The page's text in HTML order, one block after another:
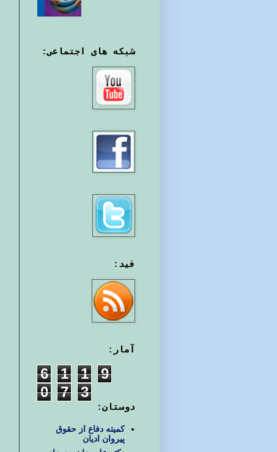
شبکه های اجتماعی:
فید:
آمار:
6 1 1
9
0
7 3
دوستان:
کمیته دفاع از حقوق
پیروان ادیان